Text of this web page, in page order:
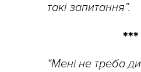
такі запитання”.
***
“Мені не треба